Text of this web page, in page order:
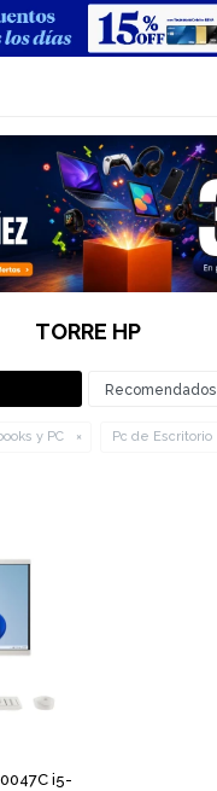
TORRE HP
Recomendados
y PC Pc de Escritorio
i5-